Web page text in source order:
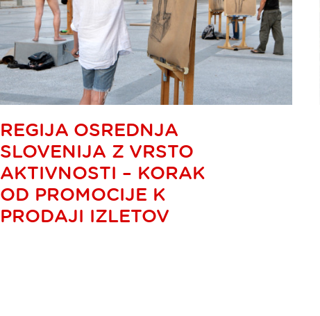
REGIJA OSREDNJA
SLOVENIJA Z VRSTO
AKTIVNOSTI – KORAK
OD PROMOCIJE K
PRODAJI IZLETOV